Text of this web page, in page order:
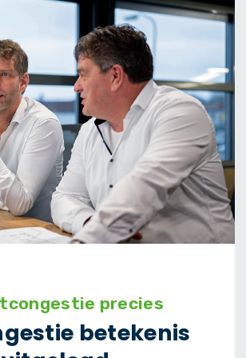
precies
betekenis